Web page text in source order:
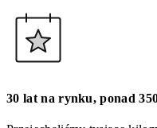
30 lat na rynku, ponad